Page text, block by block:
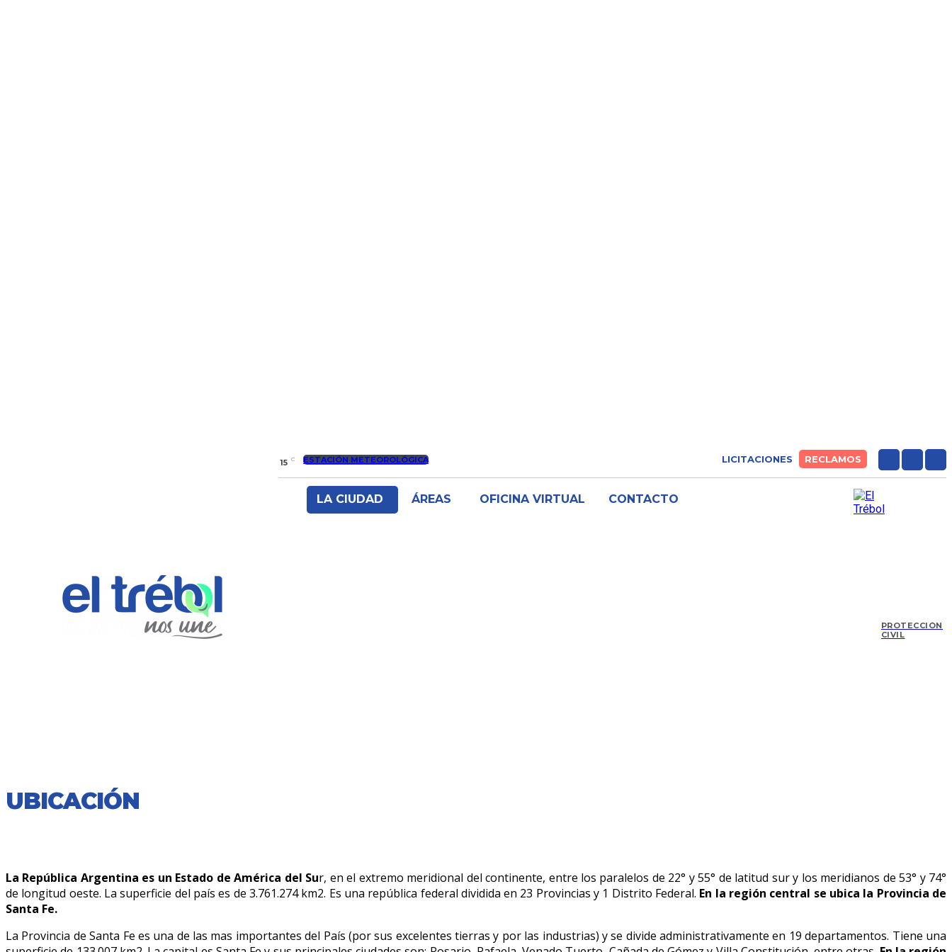
15 C ESTACIÓN METEOROLÓGICA LICITACIONES RECLAMOS
LA CIUDAD ÁREAS OFICINA VIRTUAL CONTACTO
PROTECCIÓN
CIVIL
UBICACIÓN
La República Argentina es un Estado de América del Sur, en el extremo meridional del continente, entre los paralelos de 22° y 55° de latitud sur y los meridianos de 53° y 74°
de longitud oeste. La superficie del país es de 3.761.274 km2. Es una república federal dividida en 23 Provincias y 1 Distrito Federal. En la región central se ubica la Provincia de
Santa Fe.
La Provincia de Santa Fe es una de las mas importantes del País (por sus excelentes tierras y por las industrias) y se divide administrativamente en 19 departamentos. Tiene una